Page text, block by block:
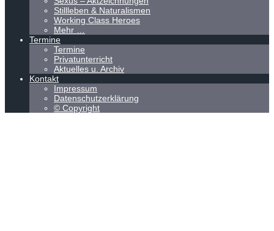
Stillleben & Naturalismen
Working Class Heroes
Mehr …
Termine
Termine
Privatunterricht
Aktuelles u. Archiv
Kontakt
Impressum
Datenschutzerklärung
© Copyright